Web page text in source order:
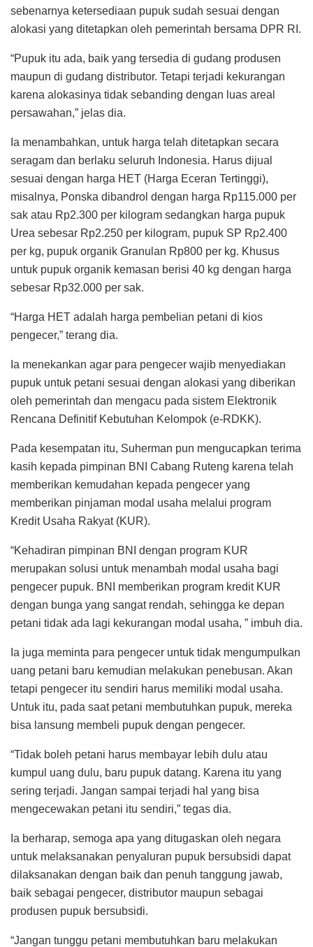
sebenarnya ketersediaan pupuk sudah sesuai dengan
alokasi yang ditetapkan oleh pemerintah bersama DPR RI.
“Pupuk itu ada, baik yang tersedia di gudang produsen
maupun di gudang distributor. Tetapi terjadi kekurangan
karena alokasinya tidak sebanding dengan luas areal
persawahan,” jelas dia.
Ia menambahkan, untuk harga telah ditetapkan secara
seragam dan berlaku seluruh Indonesia. Harus dijual
sesuai dengan harga HET (Harga Eceran Tertinggi),
misalnya, Ponska dibandrol dengan harga Rp115.000 per
sak atau Rp2.300 per kilogram sedangkan harga pupuk
Urea sebesar Rp2.250 per kilogram, pupuk SP Rp2.400
per kg, pupuk organik Granulan Rp800 per kg. Khusus
untuk pupuk organik kemasan berisi 40 kg dengan harga
sebesar Rp32.000 per sak.
“Harga HET adalah harga pembelian petani di kios
pengecer,” terang dia.
Ia menekankan agar para pengecer wajib menyediakan
pupuk untuk petani sesuai dengan alokasi yang diberikan
oleh pemerintah dan mengacu pada sistem Elektronik
Rencana Definitif Kebutuhan Kelompok (e-RDKK).
Pada kesempatan itu, Suherman pun mengucapkan terima
kasih kepada pimpinan BNI Cabang Ruteng karena telah
memberikan kemudahan kepada pengecer yang
memberikan pinjaman modal usaha melalui program
Kredit Usaha Rakyat (KUR).
“Kehadiran pimpinan BNI dengan program KUR
merupakan solusi untuk menambah modal usaha bagi
pengecer pupuk. BNI memberikan program kredit KUR
dengan bunga yang sangat rendah, sehingga ke depan
petani tidak ada lagi kekurangan modal usaha, ” imbuh dia.
Ia juga meminta para pengecer untuk tidak mengumpulkan
uang petani baru kemudian melakukan penebusan. Akan
tetapi pengecer itu sendiri harus memiliki modal usaha.
Untuk itu, pada saat petani membutuhkan pupuk, mereka
bisa lansung membeli pupuk dengan pengecer.
“Tidak boleh petani harus membayar lebih dulu atau
kumpul uang dulu, baru pupuk datang. Karena itu yang
sering terjadi. Jangan sampai terjadi hal yang bisa
mengecewakan petani itu sendiri,” tegas dia.
Ia berharap, semoga apa yang ditugaskan oleh negara
untuk melaksanakan penyaluran pupuk bersubsidi dapat
dilaksanakan dengan baik dan penuh tanggung jawab,
baik sebagai pengecer, distributor maupun sebagai
produsen pupuk bersubsidi.
“Jangan tunggu petani membutuhkan baru melakukan